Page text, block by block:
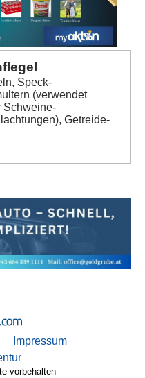
Speck-
(verwendet
Schweine-
Getreide-
Impressum
vorbehalten